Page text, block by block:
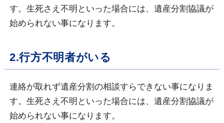
す。生死さえ不明といった場合には、遺産分割協議が
始められない事になります。
2.行方不明者がいる
連絡が取れず遺産分割の相談すらできない事になりま
す。生死さえ不明といった場合には、遺産分割協議が
始められない事になります。